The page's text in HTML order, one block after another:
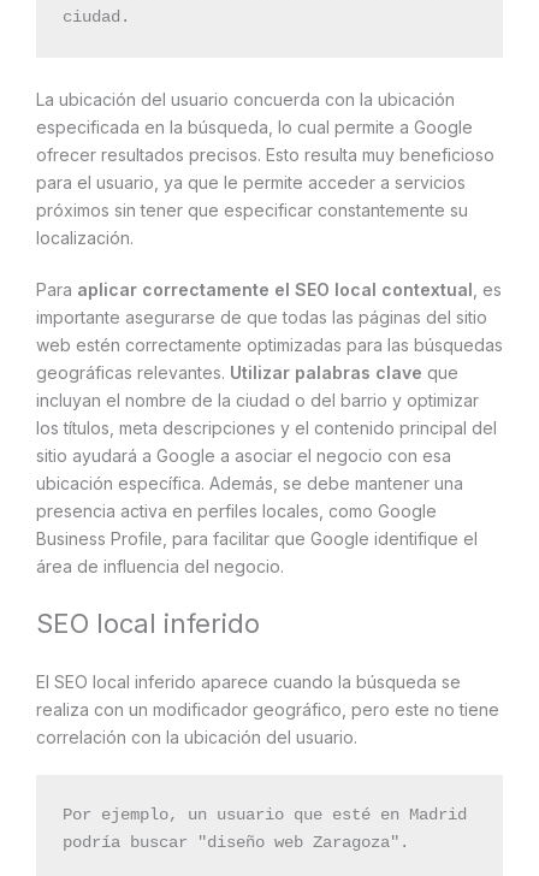
ciudad.
La ubicación del usuario concuerda con la ubicación
especificada en la búsqueda, lo cual permite a Google
ofrecer resultados precisos. Esto resulta muy beneficioso
para el usuario, ya que le permite acceder a servicios
próximos sin tener que especificar constantemente su
localización.
Para aplicar correctamente el SEO local contextual , es
importante asegurarse de que todas las páginas del sitio
web estén correctamente optimizadas para las búsquedas
geográficas relevantes. Utilizar palabras clave que
incluyan el nombre de la ciudad o del barrio y optimizar
los títulos, meta descripciones y el contenido principal del
sitio ayudará a Google a asociar el negocio con esa
ubicación específica. Además, se debe mantener una
presencia activa en perfiles locales, como Google
Business Profile, para facilitar que Google identifique el
área de influencia del negocio.
SEO local inferido
El SEO local inferido aparece cuando la búsqueda se
realiza con un modificador geográfico, pero este no tiene
correlación con la ubicación del usuario.
Por ejemplo, un usuario que esté en Madrid
podría buscar "diseño web Zaragoza".